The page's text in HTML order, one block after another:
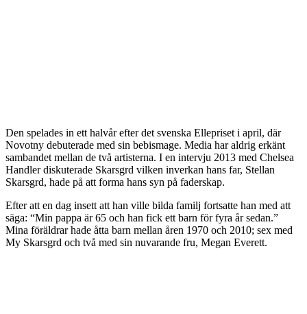
Den spelades in ett halvår efter det svenska Ellepriset i april, där
Novotny debuterade med sin bebismage. Media har aldrig erkänt
sambandet mellan de två artisterna. I en intervju 2013 med Chelsea
Handler diskuterade Skarsgrd vilken inverkan hans far, Stellan
Skarsgrd, hade på att forma hans syn på faderskap.
Efter att en dag insett att han ville bilda familj fortsatte han med att
säga: “Min pappa är 65 och han fick ett barn för fyra år sedan.”
Mina föräldrar hade åtta barn mellan åren 1970 och 2010; sex med
My Skarsgrd och två med sin nuvarande fru, Megan Everett.